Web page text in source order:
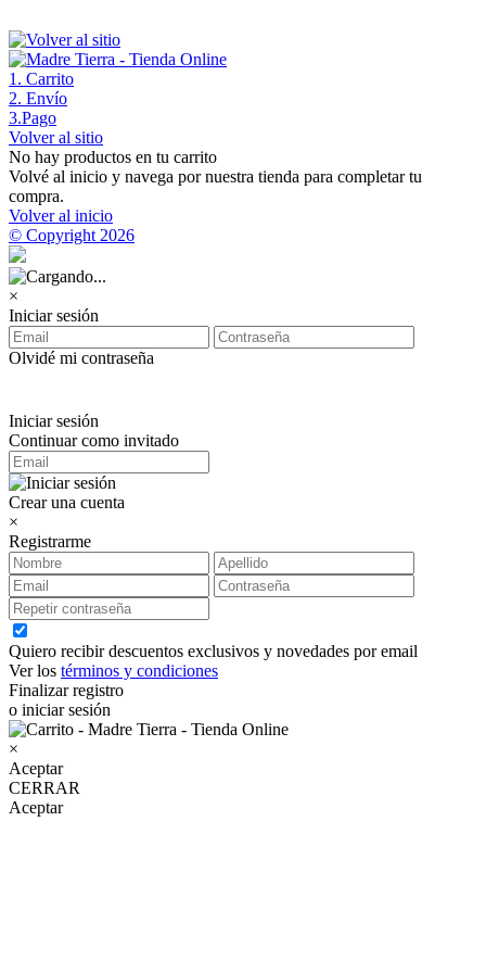
1 . Carrito
2. Envío
3.Pago
Volver al sitio
No hay productos en tu carrito
Volvé al inicio y navega por nuestra tienda para completar tu
compra.
Volver al inicio
© Copyright 2026
×
Iniciar sesión
Olvidé mi contraseña
Iniciar sesión
Continuar como invitado
Crear una cuenta
×
Registrarme
Quiero recibir descuentos exclusivos y novedades por email
Ver los términos y condiciones
Finalizar registro
o iniciar sesión
×
Aceptar
CERRAR
Aceptar